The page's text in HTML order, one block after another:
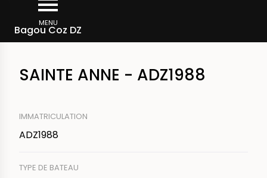
contenu
MENU
Bagou Coz DZ
d'Ariane
Rechercher un bateau
SAINTE ANNE - ADZ1988
IMMATRICULATION
ADZ1988
TYPE DE BATEAU